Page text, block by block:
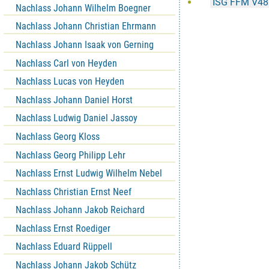
Nachlass Johann Wilhelm Boegner
Nachlass Johann Christian Ehrmann
Nachlass Johann Isaak von Gerning
Nachlass Carl von Heyden
Nachlass Lucas von Heyden
Nachlass Johann Daniel Horst
Nachlass Ludwig Daniel Jassoy
Nachlass Georg Kloss
Nachlass Georg Philipp Lehr
Nachlass Ernst Ludwig Wilhelm Nebel
Nachlass Christian Ernst Neef
Nachlass Johann Jakob Reichard
Nachlass Ernst Roediger
Nachlass Eduard Rüppell
Nachlass Johann Jakob Schütz